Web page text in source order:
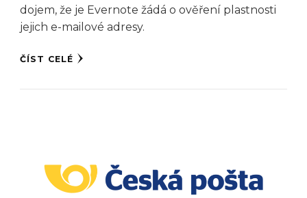
dojem, že je Evernote žádá o ověření plastnosti
jejich e-mailové adresy.
ČÍST CELÉ